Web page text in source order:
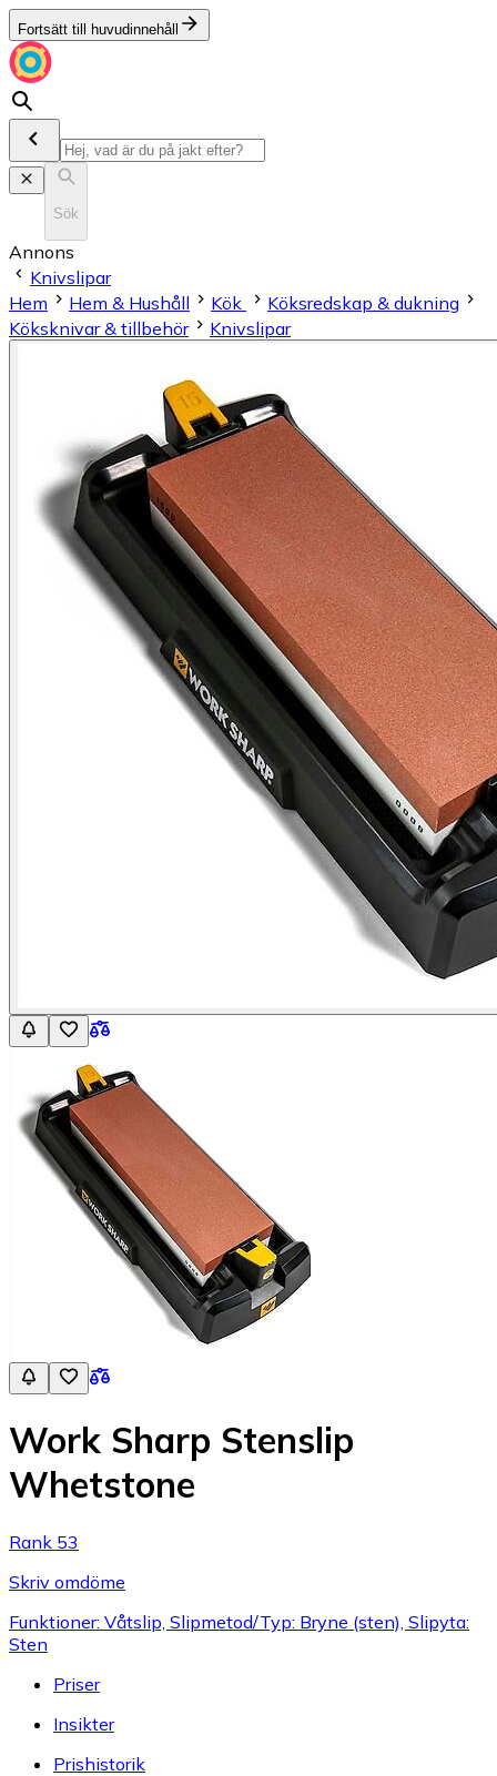
Fortsätt till huvudinnehåll
Sök
Annons
Knivslipar
Hem
Hem & Hushåll Kök
Köksredskap & dukning
Köksknivar & tillbehör
Knivslipar
Work Sharp Stenslip
Whetstone
Rank 53
Skriv omdöme
Funktioner: Våtslip, Slipmetod/Typ: Bryne (sten), Slipyta:
Sten
Priser
Insikter
Prishistorik